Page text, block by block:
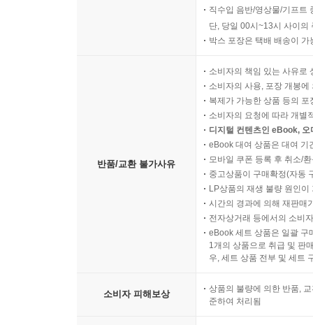
직수입 음반/영상물/기프트
단, 당일 00시~13시 사이의
박스 포장은 택배 배송이
반품/교환 불가사유
소비자의 책임 있는 사유로
소비자의 사용, 포장 개봉
복제가 가능한 상품 등의
소비자의 요청에 따라 개별
디지털 컨텐츠인 eBook,
eBook 대여 상품은 대여 기
모바일 쿠폰 등록 후 취소/
중고상품이 구매확정(자동
LP상품의 재생 불량 원인
시간의 경과에 의해 재판매
전자상거래 등에서의 소비
eBook 세트 상품은 일괄 구
1개의 상품으로 취급 및 판
우, 세트 상품 전부 및 세트
소비자 피해보상
상품의 불량에 의한 반품,
준하여 처리됨